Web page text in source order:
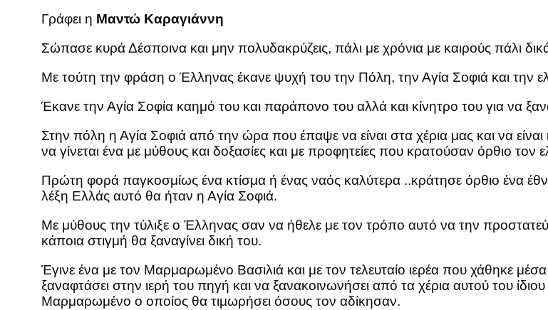
Γράφει η Μαντώ Καραγιάννη
Σώπασε κυρά Δέσποινα και μην πολυδακρύζεις, πάλι με χρόνια με καιρούς πάλι
Με τούτη την φράση ο Έλληνας έκανε ψυχή του την Πόλη, την Αγία Σοφιά και την
Έκανε την Αγία Σοφία καημό του και παράπονο του αλλά και κίνητρο του για να
Στην πόλη η Αγία Σοφιά από την ώρα που έπαψε να είναι στα χέρια μας και να
να γίνεται ένα με μύθους και δοξασίες και με προφητείες που κρατούσαν όρθιο τον
Πρώτη φορά παγκοσμίως ένα κτίσμα ή ένας ναός καλύτερα ..κράτησε όρθιο ένα
λέξη Ελλάς αυτό θα ήταν η Αγία Σοφιά.
Με μύθους την τύλιξε ο Έλληνας σαν να ήθελε με τον τρόπο αυτό να την
κάποια στιγμή θα ξαναγίνει δική του.
Έγινε ένα με τον Μαρμαρωμένο Βασιλιά και με τον τελευταίο ιερέα που χάθηκε
ξαναφτάσει στην ιερή του πηγή και να ξανακοινωνήσει από τα χέρια αυτού του
Μαρμαρωμένο ο οποίος θα τιμωρήσει όσους τον αδίκησαν.